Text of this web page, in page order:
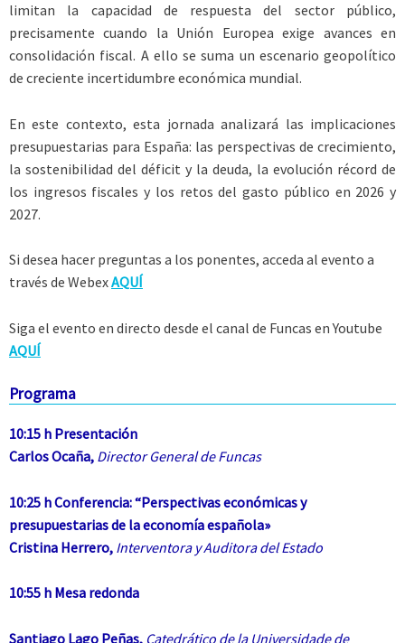
limitan la capacidad de respuesta del sector público,
precisamente cuando la Unión Europea exige avances en
consolidación fiscal. A ello se suma un escenario geopolítico
de creciente incertidumbre económica mundial.
En este contexto, esta jornada analizará las implicaciones
presupuestarias para España: las perspectivas de crecimiento,
la sostenibilidad del déficit y la deuda, la evolución récord de
los ingresos fiscales y los retos del gasto público en 2026 y
2027.
Si desea hacer preguntas a los ponentes, acceda al evento a
través de WebexAQUÍ
Siga el evento en directo desde el canal de Funcas en Youtube
AQUÍ
Programa
10:15 h Presentación
Carlos Ocaña, Director General de Funcas
10:25 h Conferencia: “Perspectivas económicas y
presupuestarias de la economía española»
Cristina Herrero, Interventora y Auditora del Estado
10:55 h Mesa redonda
Santiago Lago Peñas, Catedrático de la Universidade de